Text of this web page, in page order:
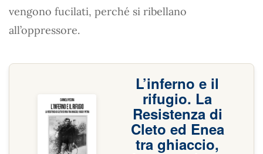
vengono fucilati, perché si ribellano
all’oppressore.
L’inferno e il
rifugio. La
Resistenza di
Cleto ed Enea
tra ghiaccio,